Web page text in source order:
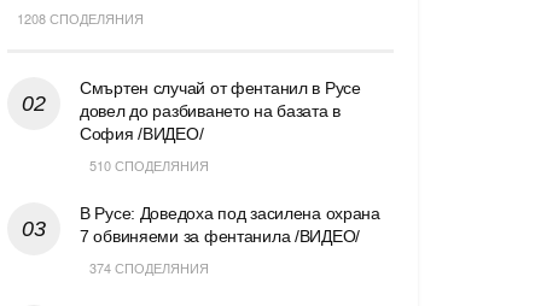
1208 СПОДЕЛЯНИЯ
Смъртен случай от фентанил в Русе
довел до разбиването на базата в
София /ВИДЕО/
510 СПОДЕЛЯНИЯ
В Русе: Доведоха под засилена охрана
7 обвиняеми за фентанила /ВИДЕО/
374 СПОДЕЛЯНИЯ